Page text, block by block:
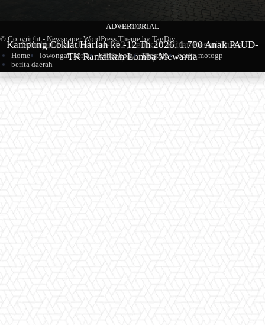
BERITA
Produk Kopi Premium Asal Wonodadi Ramaikan Blitarian
Expo 2026
BERITA
Sambut Hari Jadi ke-702, Pemkab Blitar Resmi Buka
Blitarian Expo
ADVERTORIAL
Kampung Coklat Harlah ke -12 Th 2026, 1.700 Anak PAUD-
TK Ramaikan Lomba Mewarna
© Copyright - Newspaper WordPress Theme by TagDiv
Home
lowongan kerja berita bola lifestyle
berita motogp
berita daerah